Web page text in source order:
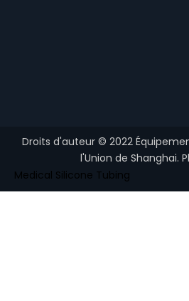
Droits d'auteur © 2022
l'Union de Shanghai.
Medical Silicone Tubing